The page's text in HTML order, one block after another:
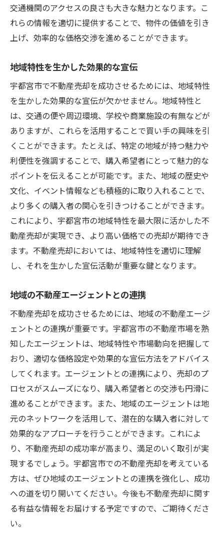
交通機関のアクセスの良さも大きな魅力となります。こ
れらの情報を適切に提供することで、物件の価値を引き
上げ、効率的な価格交渉を進めることができます。
地域特性を生かした効果的な宣伝
宇都宮市で不動産売却を成功させるためには、地域特性
を生かした効果的な宣伝が欠かせません。地域特性と
は、交通の便や周辺環境、学校や商業施設の有無などが
ありますが、これらを活用することで買い手の興味を引
くことができます。たとえば、特定の地域が持つ魅力や
利便性を強調することで、購入希望者にとって魅力的な
ポイントを伝えることが可能です。また、地域の歴史や
文化、イベント情報なども積極的に取り入れることで、
より多くの購入者の関心を引きつけることができます。
これにより、宇都宮市の地域特性を最大限に活かした不
動産売却が実現でき、より高い価格での売却が期待でき
ます。不動産売却においては、地域特性を適切に理解
し、それを生かした宣伝活動が重要な鍵となります。
地域の不動産エージェントとの連携
不動産売却を成功させるためには、地域の不動産エージ
ェントとの連携が重要です。宇都宮市の不動産市場を熟
知したエージェントは、地域特性や市場動向を把握して
おり、適切な価格設定や効果的な宣伝方法をアドバイス
してくれます。エージェントとの連携により、売却のプ
ロセスがスムーズになり、購入希望者との交渉も円滑に
進めることができます。また、地域のエージェントは地
元のネットワークを活用して、潜在的な購入者に対して
効果的なアプローチを行うことができます。これによ
り、不動産売却の成功率が高まり、満足のいく取引が実
現するでしょう。宇都宮市での不動産売却を考えている
方は、ぜひ地域のエージェントとの連携を強化し、成功
への道を切り開いてください。今後も不動産売却に関す
る有益な情報をお届けする予定ですので、ご期待くださ
い。